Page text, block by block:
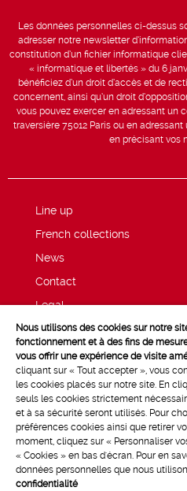
Les données personnelles ci-dessus
adresser notre newsletter
constitution d’un fichier informatique
« informatique et libertés » du 6
bénéficiez d’un droit d’accès et de
concernent, ainsi qu’un droit
vous pouvez exercer en adressant un
traversière 75012 Paris ou en
en précisant vos
Line up
French collections
News
Contact
Legal
Privacy and cookie policy
Nous utilisons des cookies sur notre
fonctionnement et à des fins de
vous offrir une expérience de visite
cliquant sur « Tout accepter », vous
les cookies placés sur notre site. En
seuls les cookies strictement
et à sa sécurité seront utilisés. Pour
préférences cookies ainsi que retirer
moment, cliquez sur « Personnaliser
« Cookies » en bas d'écran. Pour en
données personnelles que nous
confidentialité